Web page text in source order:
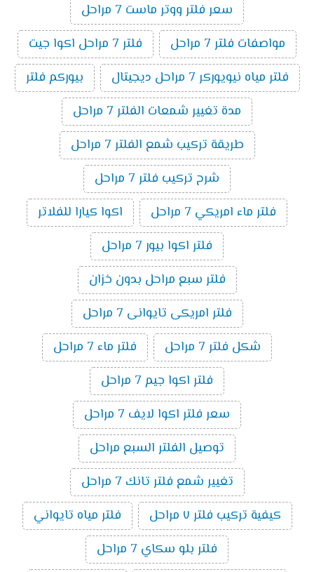
سعر فلتر ووتر ماست 7 مراحل
مواصفات فلتر 7 مراحل
فلتر 7 مراحل اكوا جيت
فلتر مياه نيويوركر 7 مراحل ديجيتال
بيوركم فلتر
مدة تغيير شمعات الفلتر 7 مراحل
طريقة تركيب شمع الفلتر 7 مراحل
شرح تركيب فلتر 7 مراحل
فلتر ماء امريكي 7 مراحل
اكوا كيارا للفلاتر
فلتر اكوا بيور 7 مراحل
فلتر سبع مراحل بدون خزان
فلتر امريكى تايوانى 7 مراحل
شكل فلتر 7 مراحل
فلتر ماء 7 مراحل
فلتر اكوا جيم 7 مراحل
سعر فلتر اكوا لايف 7 مراحل
توصيل الفلتر السبع مراحل
تغيير شمع فلتر تانك 7 مراحل
كيفية تركيب فلتر ٧ مراحل
فلتر مياه تايواني
فلتر بلو سكاي 7 مراحل